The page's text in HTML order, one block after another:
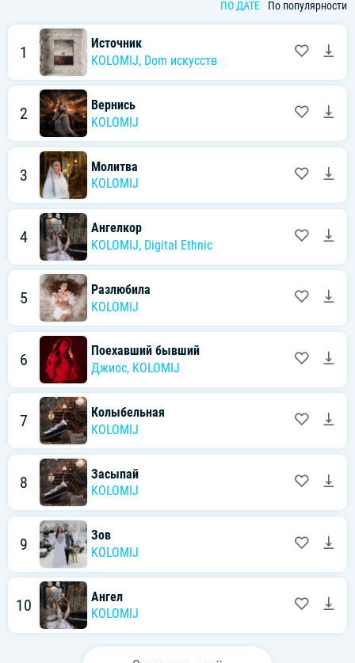
ПО ДАТЕ По популярности
1
Источник
KOLOMIJ, Dom искусств
2
Вернись
KOLOMIJ
3
Молитва
KOLOMIJ
4
Ангелкор
KOLOMIJ, Digital Ethnic
5
Разлюбила
KOLOMIJ
6
Поехавший бывший
Джиос, KOLOMIJ
7
Колыбельная
KOLOMIJ
8
Засыпай
KOLOMIJ
9
Зов
KOLOMIJ
10
Ангел
KOLOMIJ